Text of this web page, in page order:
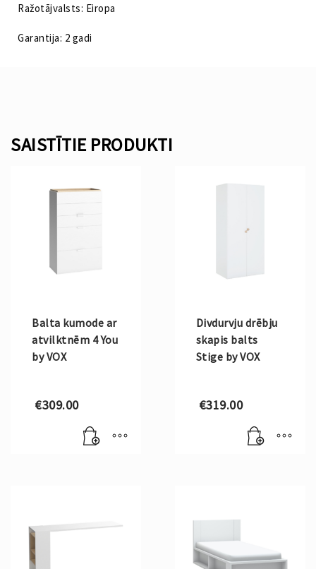
Ražotājvalsts: Eiropa
Garantija: 2 gadi
SAISTĪTIE PRODUKTI
Balta kumode ar
atvilktnēm 4 You
by VOX
€309.00
Divdurvju drēbju
skapis balts
Stige by VOX
€319.00